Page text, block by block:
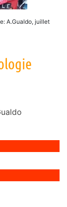
A.Gualdo, juillet